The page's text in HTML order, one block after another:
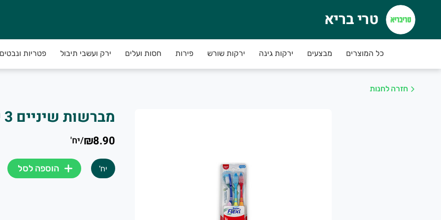
טרי בריא טרי בריא
כל המוצרים מבצעים ירקות גינה ירקות שורש פירות חסות ועלים ירק ועשבי תיבול פטריות ונבטים
חזרה לחנות
מברשות שיניים 3 יחידות Colgate
₪8.90
/יח'
יח' הוספה לסל